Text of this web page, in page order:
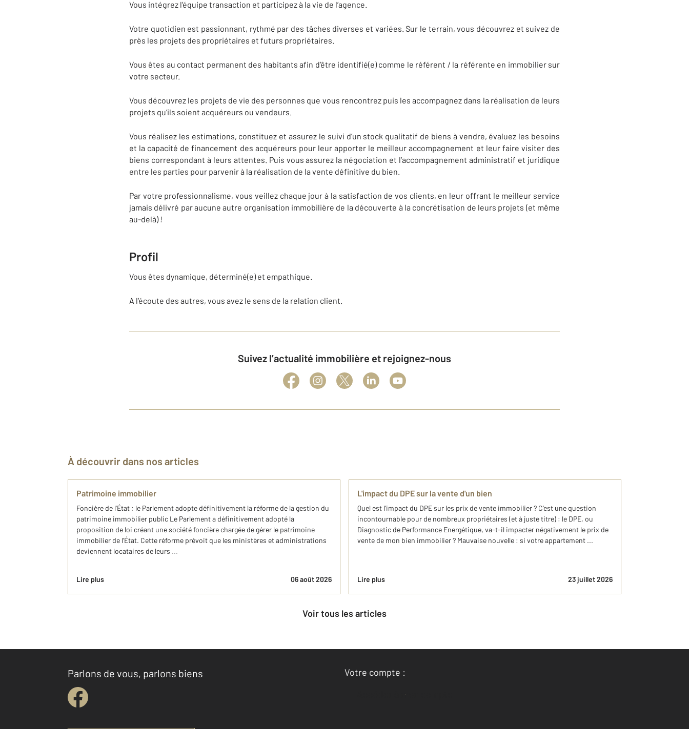
Vous intégrez l’équipe transaction et participez à la vie de l’agence.
Votre quotidien est passionnant, rythmé par des tâches diverses et variées. Sur le terrain, vous découvrez et suivez de
près les projets des propriétaires et futurs propriétaires.
Vous êtes au contact permanent des habitants afin d’être identifié(e) comme le référent / la référente en immobilier sur
votre secteur.
Vous découvrez les projets de vie des personnes que vous rencontrez puis les accompagnez dans la réalisation de leurs
projets qu’ils soient acquéreurs ou vendeurs.
Vous réalisez les estimations, constituez et assurez le suivi d’un stock qualitatif de biens à vendre, évaluez les besoins
et la capacité de financement des acquéreurs pour leur apporter le meilleur accompagnement et leur faire visiter des
biens correspondant à leurs attentes. Puis vous assurez la négociation et l’accompagnement administratif et juridique
entre les parties pour parvenir à la réalisation de la vente définitive du bien.
Par votre professionnalisme, vous veillez chaque jour à la satisfaction de vos clients, en leur offrant le meilleur service
jamais délivré par aucune autre organisation immobilière de la découverte à la concrétisation de leurs projets (et même
au-delà) !
Profil
Vous êtes dynamique, déterminé(e) et empathique.
A l’écoute des autres, vous avez le sens de la relation client.
Suivez l’actualité immobilière et rejoignez-nous
À découvrir dans nos articles
Patrimoine immobilier
Foncière de l'État : le Parlement adopte définitivement la réforme de la gestion du
patrimoine immobilier public Le Parlement a définitivement adopté la
proposition de loi créant une société foncière chargée de gérer le patrimoine
immobilier de l'État. Cette réforme prévoit que les ministères et administrations
deviennent locataires de leurs ...
Lire plus 06 août 2026
L'impact du DPE sur la vente d'un bien
Quel est l'impact du DPE sur les prix de vente immobilier ? C’est une question
incontournable pour de nombreux propriétaires (et à juste titre) : le DPE, ou
Diagnostic de Performance Energétique, va-t-il impacter négativement le prix de
vente de mon bien immobilier ? Mauvaise nouvelle : si votre appartement ...
Lire plus 23 juillet 2026
Voir tous les articles
Parlons de vous, parlons biens
Votre compte :
Accéder à mon compte